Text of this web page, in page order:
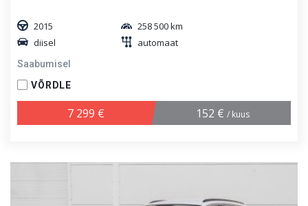
2015
258 500 km
diisel
automaat
Saabumisel
VÕRDLE
7 299 € 152 € / kuus